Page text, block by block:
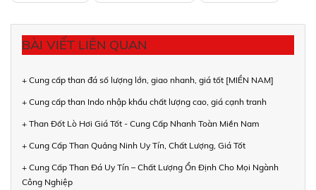
BÀI VIẾT LIÊN QUAN
+ Cung cấp than đá số lượng lớn, giao nhanh, giá tốt [MIỀN NAM]
+ Cung cấp than Indo nhập khẩu chất lượng cao, giá cạnh tranh
+ Than Đốt Lò Hơi Giá Tốt - Cung Cấp Nhanh Toàn Miền Nam
+ Cung Cấp Than Quảng Ninh Uy Tín, Chất Lượng, Giá Tốt
+ Cung Cấp Than Đá Uy Tín – Chất Lượng Ổn Định Cho Mọi Ngành
Công Nghiệp